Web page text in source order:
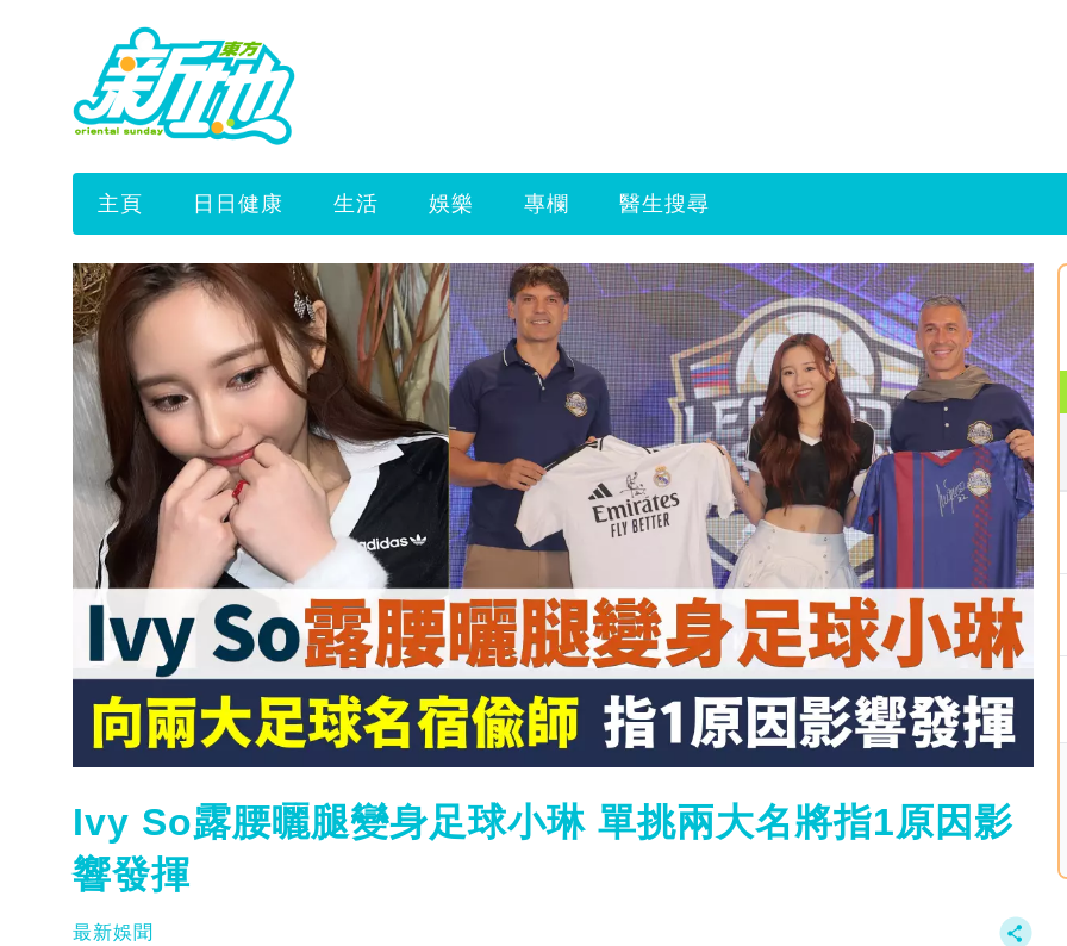
主頁 日日健康 生活 娛樂 專欄 醫生搜尋
Ivy So露腰曬腿變身足球小琳 單挑兩大名將指1原因影
響發揮
最新娛聞